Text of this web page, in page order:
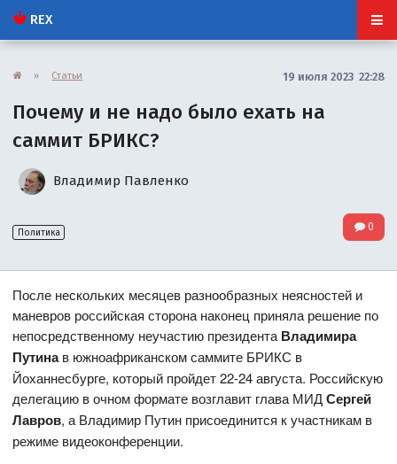
REX
» Статьи 19 июля 2023 22:28
Почему и не надо было ехать на
саммит БРИКС?
Владимир Павленко
Политика 0
После нескольких месяцев разнообразных неясностей и
маневров российская сторона наконец приняла решение по
непосредственному неучастию президентаВладимира
Путинав южноафриканском саммите БРИКС в
Йоханнесбурге, который пройдет 22-24 августа. Российскую
делегацию в очном формате возглавит глава МИДСергей
Лавров, а Владимир Путин присоединится к участникам в
режиме видеоконференции.